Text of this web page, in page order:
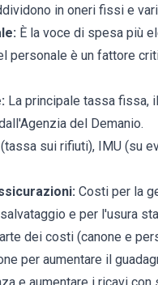
in oneri fissi e
È la voce di spesa più
personale è un fattore
La principale tassa fissa,
del Demanio.
(tassa sui rifiuti), IMU (su
Costi per la
e per l'usura
dei costi (canone e
per aumentare il